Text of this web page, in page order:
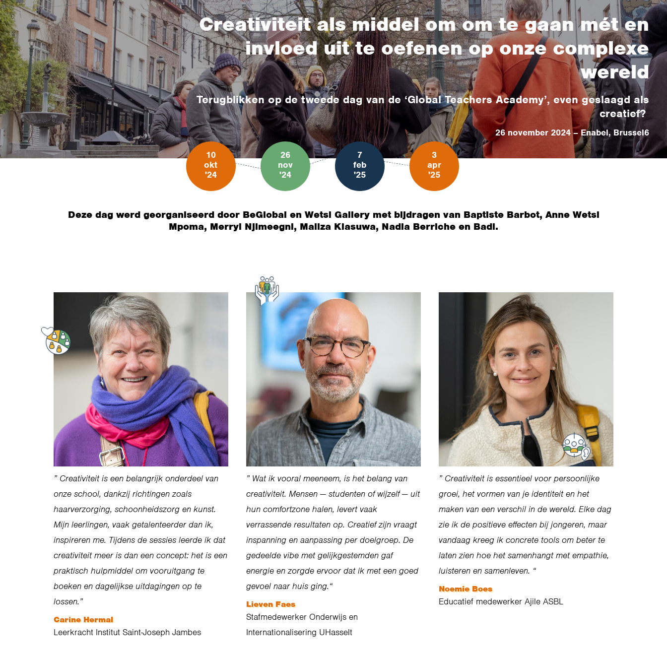
Creativiteit als middel om om te gaan mét en
invloed uit te oefenen op onze complexe
wereld
Terugblikken op de tweede dag van de ‘Global Teachers Academy’, even geslaagd als
creatief?
26 november 2024 – Enabel, Brussel6
10
okt
'24
26
nov
'24
7
feb
'25
3
apr
'25
Deze dag werd georganiseerd door BeGlobal en Wetsi Gallery met bijdragen van Baptiste Barbot, Anne Wetsi
Mpoma, Merryl Njimeegni, Maliza Kiasuwa, Nadia Berriche en Badi.
” Creativiteit is een belangrijk onderdeel van
onze school, dankzij richtingen zoals
haarverzorging, schoonheidszorg en kunst.
Mijn leerlingen, vaak getalenteerder dan ik,
inspireren me. Tijdens de sessies leerde ik dat
creativiteit meer is dan een concept: het is een
praktisch hulpmiddel om vooruitgang te
boeken en dagelijkse uitdagingen op te
lossen.”
Carine Hermal
Leerkracht Institut Saint-Joseph Jambes
” Wat ik vooral meeneem, is het belang van
creativiteit. Mensen — studenten of wijzelf — uit
hun comfortzone halen, levert vaak
verrassende resultaten op. Creatief zijn vraagt
inspanning en aanpassing per doelgroep. De
gedeelde vibe met gelijkgestemden gaf
energie en zorgde ervoor dat ik met een goed
gevoel naar huis ging.“
Lieven Faes
Stafmedewerker Onderwijs en
Internationalisering UHasselt
” Creativiteit is essentieel voor persoonlijke
groei, het vormen van je identiteit en het
maken van een verschil in de wereld. Elke dag
zie ik de positieve effecten bij jongeren, maar
vandaag kreeg ik concrete tools om beter te
laten zien hoe het samenhangt met empathie,
luisteren en samenleven. “
Noemie Boes
Educatief medewerker Ajile ASBL